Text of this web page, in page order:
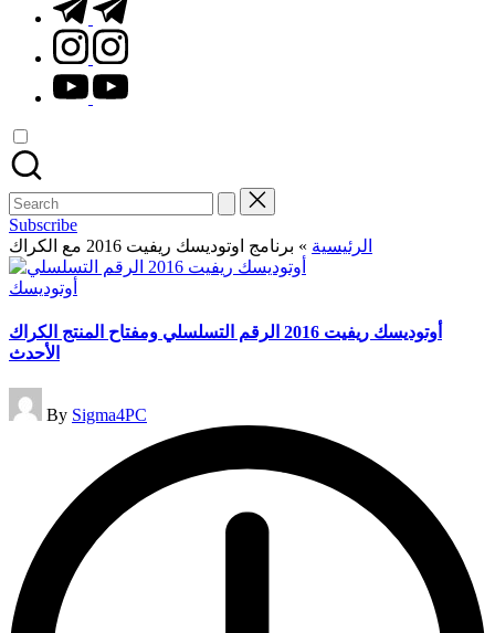
instagram.com
youtube.com
Search
for:
Subscribe
الرئيسية » برنامج اوتوديسك ريفيت 2016 مع الكراك
Posted
أوتوديسك
أوتوديسك ريفيت 2016 الرقم التسلسلي ومفتاح المنتج الكراك
الأحدث
Posted
by
By Sigma4PC